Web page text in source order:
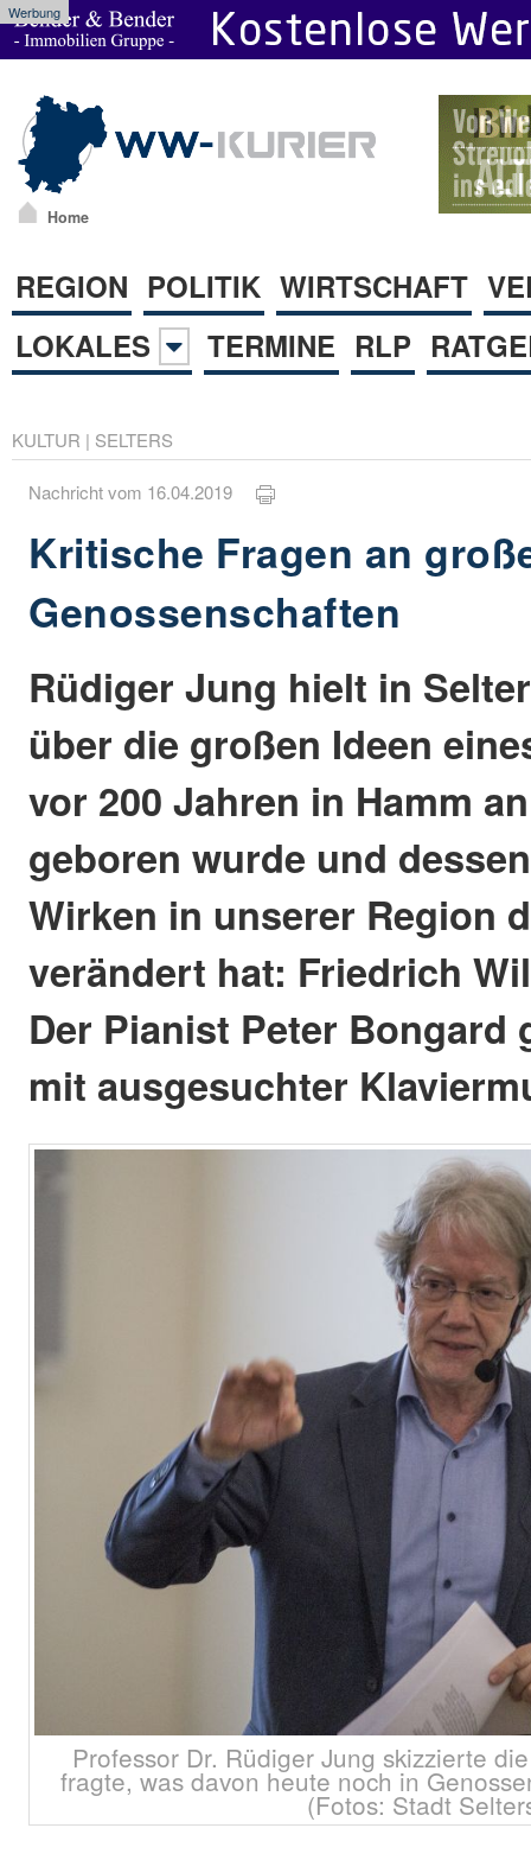
Werbung
Home
REGION POLITIK WIRTSCHAFT
LOKALES
TERMINE RLP
KULTUR | SELTERS
Nachricht vom 16.04.2019
Kritische Fragen an
Genossenschaften
Rüdiger Jung hielt in
über die großen Ideen
vor 200 Jahren in Hamm
geboren wurde und
Wirken in unserer Region
verändert hat: Friedrich
Der Pianist Peter Bongard
mit ausgesuchter
Professor Dr. Rüdiger Jung skizzierte
fragte, was davon heute noch in
(Fotos: Stadt